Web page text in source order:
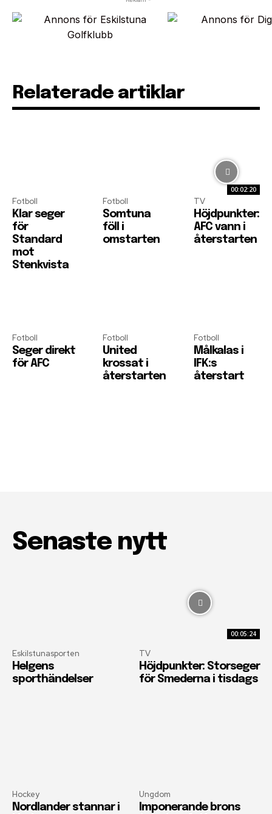
Relaterade artiklar
Fotboll
Klar seger
för
Standard
mot
Stenkvista
Fotboll
Somtuna
föll i
omstarten
00:02:20
TV
Höjdpunkter:
AFC vann i
återstarten
Fotboll
Seger direkt
för AFC
Fotboll
United
krossat i
återstarten
Fotboll
Målkalas i
IFK:s
återstart
Senaste nytt
Eskilstunasporten
Helgens
sporthändelser
00:05:24
TV
Höjdpunkter: Storseger
för Smederna i tisdags
Hockey
Nordlander stannar i
Ungdom
Imponerande brons